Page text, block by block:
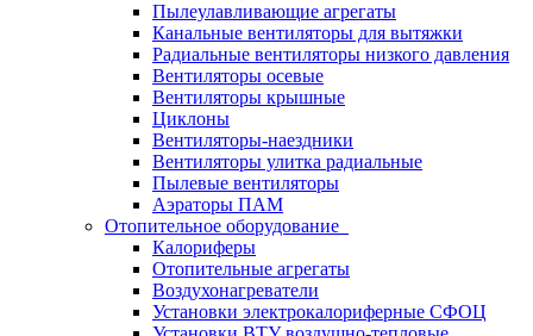
Пылеулавливающие агрегаты
Канальные вентиляторы для вытяжки
Радиальные вентиляторы низкого давления
Вентиляторы осевые
Вентиляторы крышные
Циклоны
Вентиляторы-наездники
Вентиляторы улитка радиальные
Пылевые вентиляторы
Аэраторы ПАМ
Отопительное оборудование
Калориферы
Отопительные агрегаты
Воздухонагреватели
Установки электрокалориферные СФОЦ